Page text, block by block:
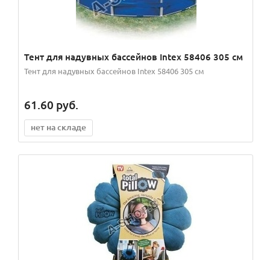
Тент для надувных бассейнов Intex 58406 305 см
Тент для надувных бассейнов Intex 58406 305 см
61.60 руб.
нет на складе